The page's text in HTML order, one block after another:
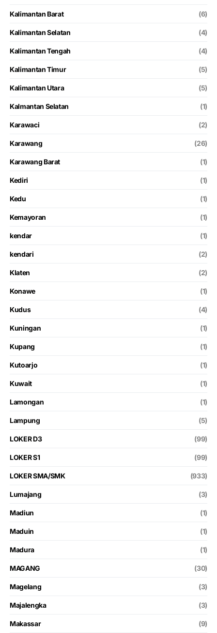
Kalimantan Barat (6)
Kalimantan Selatan (4)
Kalimantan Tengah (4)
Kalimantan Timur (5)
Kalimantan Utara (5)
Kalmantan Selatan (1)
Karawaci (2)
Karawang (26)
Karawang Barat (1)
Kediri (1)
Kedu (1)
Kemayoran (1)
kendar (1)
kendari (2)
Klaten (2)
Konawe (1)
Kudus (4)
Kuningan (1)
Kupang (1)
Kutoarjo (1)
Kuwait (1)
Lamongan (1)
Lampung (5)
LOKER D3 (99)
LOKER S1 (99)
LOKER SMA/SMK (933)
Lumajang (3)
Madiun (1)
Maduin (1)
Madura (1)
MAGANG (30)
Magelang (3)
Majalengka (3)
Makassar (9)